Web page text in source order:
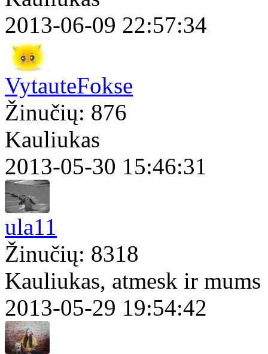
2013-06-09 22:57:34
VytauteFokse
Žinučių: 876
Kauliukas
2013-05-30 15:46:31
ula11
Žinučių: 8318
Kauliukas, atmesk ir mums
2013-05-29 19:54:42